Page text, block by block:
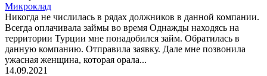
Микроклад
Никогда не числилась в рядах должников в данной компании.
Всегда оплачивала займы во время Однажды находясь на
территории Турции мне понадобился займ. Обратилась в
данную компанию. Отправила заявку. Дале мне позвонила
ужасная женщина, которая орала...
14.09.2021